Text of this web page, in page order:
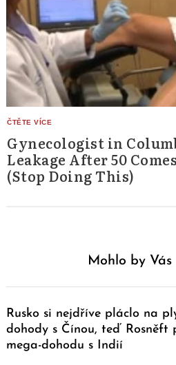
Gynecologist in
Leakage After 50
(Stop Doing This)
Mohlo by
Rusko si nejdříve pláclo na
dohody s Čínou, teď Rosněft
mega-dohodu s Indií